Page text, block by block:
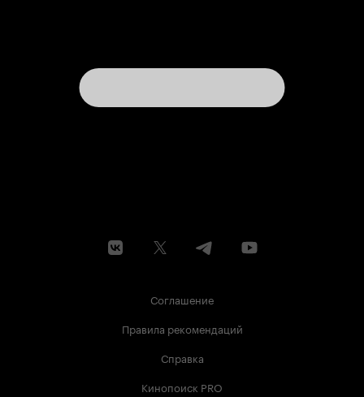
Соглашение
Правила рекомендаций
Справка
Кинопоиск PRO